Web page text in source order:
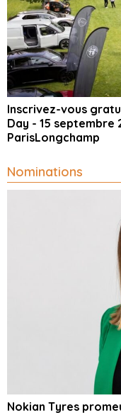
Inscrivez-vous
Day - 15 septembre
ParisLongchamp
Nominations
Nokian Tyres